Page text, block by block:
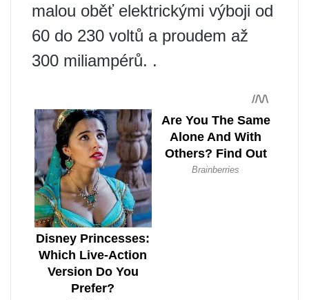
malou oběť elektrickými výboji od
60 do 230 voltů a proudem až
300 miliampérů. .